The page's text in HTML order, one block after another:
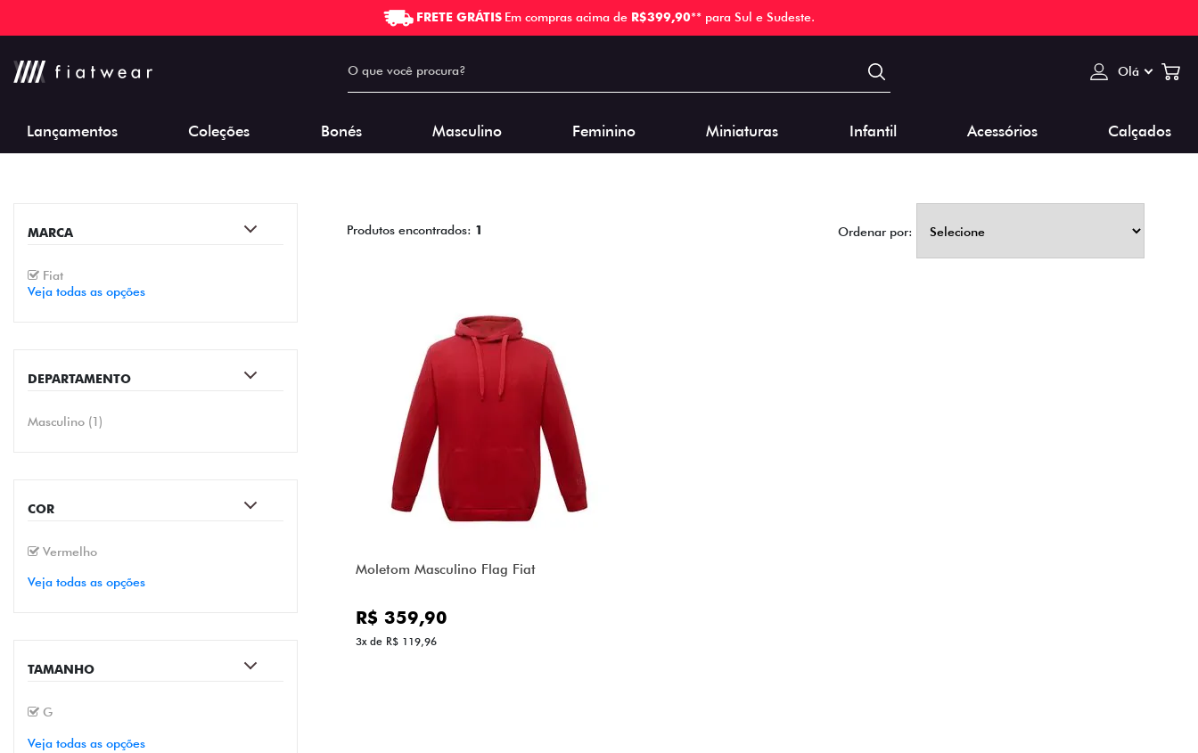
FRETE GRÁTIS Em compras acima de R$399,90** para Sul e Sudeste.
Olá
Lançamentos Coleções Bonés Masculino Feminino Miniaturas Infantil Acessórios Calçados
MARCA
Fiat
Veja todas as opções
DEPARTAMENTO
Masculino (1)
COR
Vermelho
Veja todas as opções
TAMANHO
G
Veja todas as opções
Produtos encontrados: 1 Ordenar por:
Moletom Masculino Flag Fiat
R$ 359,90
3x de R$ 119,96